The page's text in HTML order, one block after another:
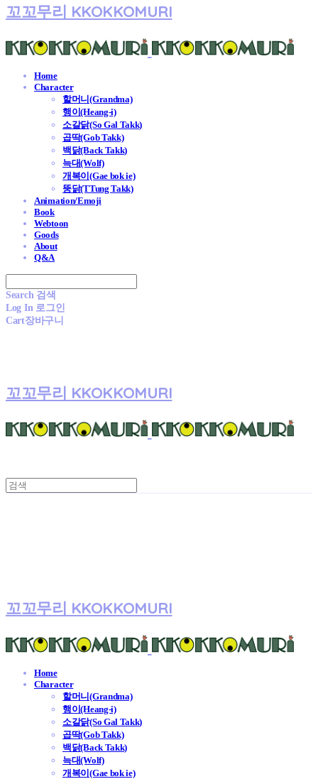
꼬꼬무리 KKOKKOMURI
Home
Character
할머니(Grandma)
행이(Heang-i)
소갈닭(So Gal Takk)
곱딱(Gob Takk)
백닭(Back Takk)
늑대(Wolf)
개복이(Gae bok ie)
뚱닭(TTung Takk)
Animation/Emoji
Book
Webtoon
Goods
About
Q&A
Search 검색
Log In 로그인
Cart장바구니
꼬꼬무리 KKOKKOMURI
꼬꼬무리 KKOKKOMURI
Home
Character
할머니(Grandma)
행이(Heang-i)
소갈닭(So Gal Takk)
곱딱(Gob Takk)
백닭(Back Takk)
늑대(Wolf)
개복이(Gae bok ie)